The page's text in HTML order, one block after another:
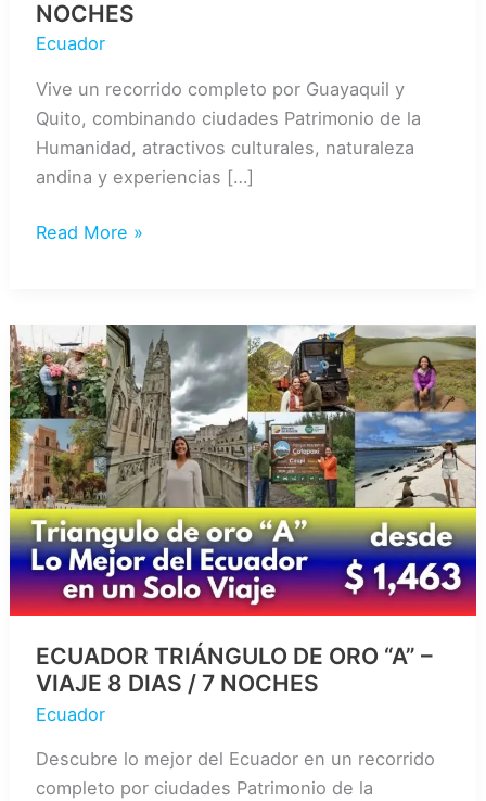
NOCHES
Ecuador
Vive un recorrido completo por Guayaquil y
Quito, combinando ciudades Patrimonio de la
Humanidad, atractivos culturales, naturaleza
andina y experiencias […]
GUAYAQUIL
DIAS
/
5
NOCHES
Read More »
ECUADOR TRIÁNGULO DE ORO “A” –
VIAJE 8 DIAS / 7 NOCHES
Ecuador
Descubre lo mejor del Ecuador en un recorrido
completo por ciudades Patrimonio de la